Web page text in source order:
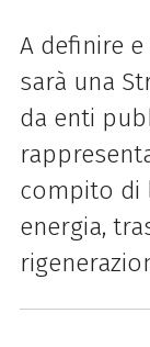
A definire
sarà una
da enti
compito di
energia,